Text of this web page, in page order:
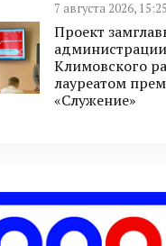
7 августа 2026, 15:25
Проект
администрации
Климовского
лауреатом
«Служение»